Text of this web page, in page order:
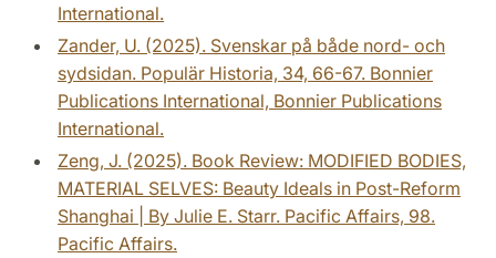
International.
Zander, U. (2025). Svenskar på både nord- och
sydsidan. Populär Historia, 34, 66-67. Bonnier
Publications International, Bonnier Publications
International.
Zeng, J. (2025). Book Review: MODIFIED BODIES,
MATERIAL SELVES: Beauty Ideals in Post-Reform
Shanghai | By Julie E. Starr. Pacific Affairs, 98.
Pacific Affairs.